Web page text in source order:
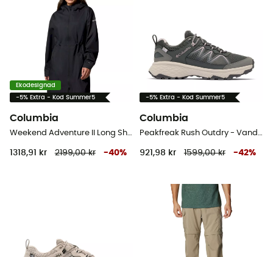
Ekodesignad
-5% Extra - Kod Summer5
Columbia
Weekend Adventure II Long Shell - Hardshelljacka - Dam
1318,91 kr 2199,00 kr -40%
-5% Extra - Kod Summer5
Columbia
Peakfreak Rush Outdry - Vandringsskor - Dam
921,98 kr 1599,00 kr -42%